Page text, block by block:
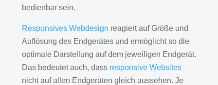
bedienbar sein.
Responsives Webdesign reagiert auf Größe und
Auflösung des Endgerätes und ermöglicht so die
optimale Darstellung auf dem jeweiligen Endgerät.
Das bedeutet auch, dass responsive Websites
nicht auf allen Endgeräten gleich aussehen. Je